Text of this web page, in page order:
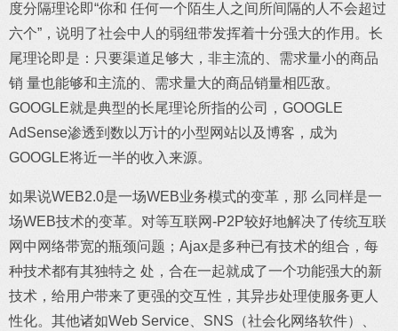
度分隔理论即“你和 任何一个陌生人之间所间隔的人不会超过
六个”，说明了社会中人的弱纽带发挥着十分强大的作用。长
尾理论即是：只要渠道足够大，非主流的、需求量小的商品
销 量也能够和主流的、需求量大的商品销量相匹敌。
GOOGLE就是典型的长尾理论所指的公司，GOOGLE
AdSense渗透到数以万计的小型网站以及博客，成为
GOOGLE将近一半的收入来源。
如果说WEB2.0是一场WEB业务模式的变革，那 么同样是一
场WEB技术的变革。对等互联网-P2P较好地解决了传统互联
网中网络带宽的瓶颈问题；Ajax是多种已有技术的组合，每
种技术都有其独特之 处，合在一起就成了一个功能强大的新
技术，给用户带来了更强的交互性，其异步处理使服务更人
性化。其他诸如Web Service、SNS（社会化网络软件）、